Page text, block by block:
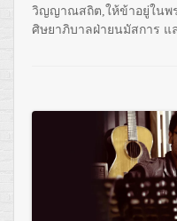
วิญญาณสถิต,​ให้ข้าอยู่ในพร
ศิษยาภิบาลฝ่ายนมัสการ แล